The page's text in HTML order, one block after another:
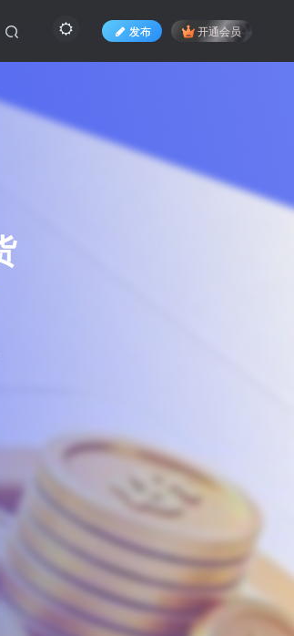
发布 开通会员